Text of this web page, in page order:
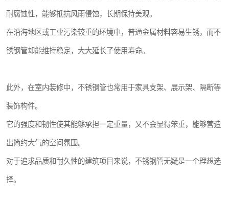
耐腐蚀性，能够抵抗风雨侵蚀，长期保持美观。
在沿海地区或工业污染较重的环境中，普通金属材料容易生锈，而不
锈钢管却能维持稳定，大大延长了使用寿命。
此外，在室内装修中，不锈钢管也常用于家具支架、展示架、隔断等
装饰构件。
它的强度和韧性使其能够承担一定重量，又不会显得笨重，能够营造
出简约大气的空间氛围。
对于追求品质和耐久性的建筑项目来说，不锈钢管无疑是一个理想选
择。